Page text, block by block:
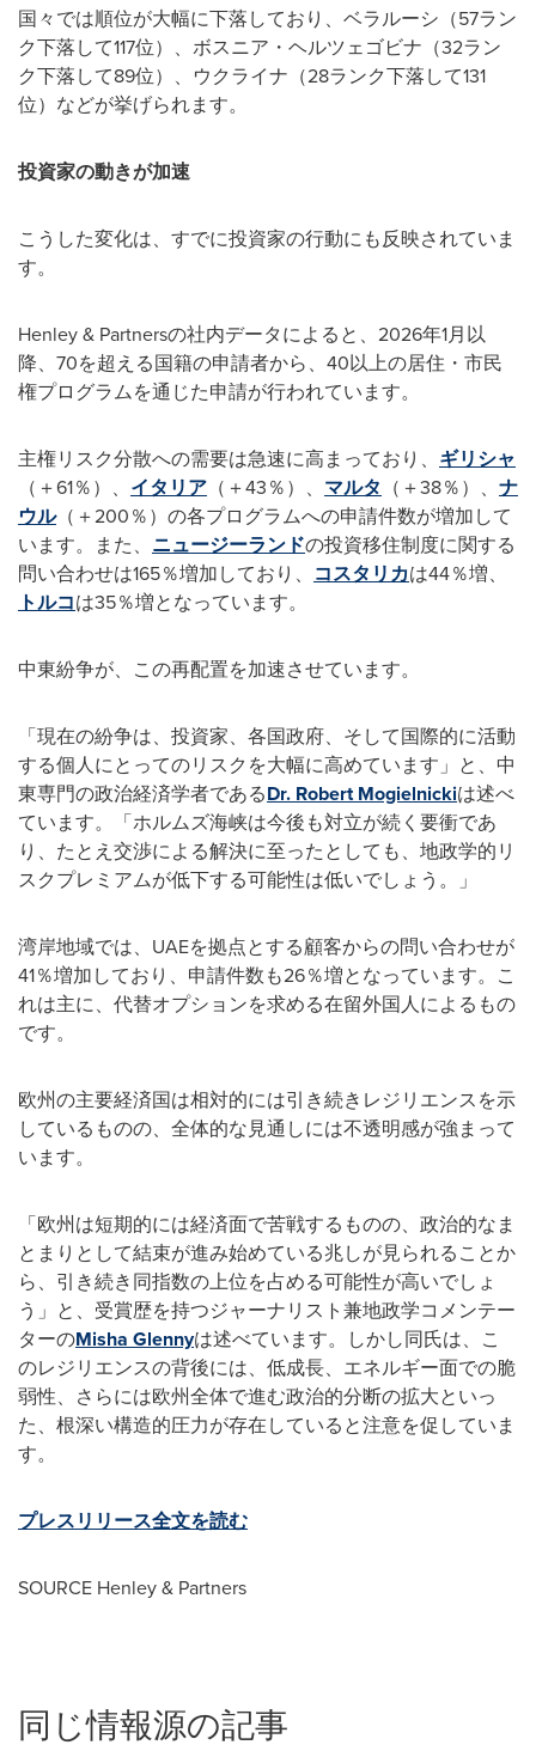
国々では順位が大幅に下落しており、ベラルーシ（57ラン
ク下落して117位）、ボスニア・ヘルツェゴビナ（32ラン
ク下落して89位）、ウクライナ（28ランク下落して131
位）などが挙げられます。
投資家の動きが加速
こうした変化は、すでに投資家の行動にも反映されていま
す。
Henley & Partnersの社内データによると、2026年1月以
降、70を超える国籍の申請者から、40以上の居住・市民
権プログラムを通じた申請が行われています。
主権リスク分散への需要は急速に高まっており、 ギリシャ
（＋61％）、 イタリア （＋43％）、 マルタ （＋38％）、 ナ
ウル（＋200％）の各プログラムへの申請件数が増加して
います。また、 ニュージーランドの投資移住制度に関する
問い合わせは165％増加しており、 コスタリカは44％増、
トルコは35％増となっています。
中東紛争が、この再配置を加速させています。
「現在の紛争は、投資家、各国政府、そして国際的に活動
する個人にとってのリスクを大幅に高めています」と、中
東専門の政治経済学者であるDr. Robert Mogielnickiは述べ
ています。「ホルムズ海峡は今後も対立が続く要衝であ
り、たとえ交渉による解決に至ったとしても、地政学的リ
スクプレミアムが低下する可能性は低いでしょう。」
湾岸地域では、UAEを拠点とする顧客からの問い合わせが
41％増加しており、申請件数も26％増となっています。こ
れは主に、代替オプションを求める在留外国人によるもの
です。
欧州の主要経済国は相対的には引き続きレジリエンスを示
しているものの、全体的な見通しには不透明感が強まって
います。
「欧州は短期的には経済面で苦戦するものの、政治的なま
とまりとして結束が進み始めている兆しが見られることか
ら、引き続き同指数の上位を占める可能性が高いでしょ
う」と、受賞歴を持つジャーナリスト兼地政学コメンテー
ターのMisha Glennyは述べています。しかし同氏は、こ
のレジリエンスの背後には、低成長、エネルギー面での脆
弱性、さらには欧州全体で進む政治的分断の拡大といっ
た、根深い構造的圧力が存在していると注意を促していま
す。
プレスリリース全文を読む
SOURCE Henley & Partners
同じ情報源の記事